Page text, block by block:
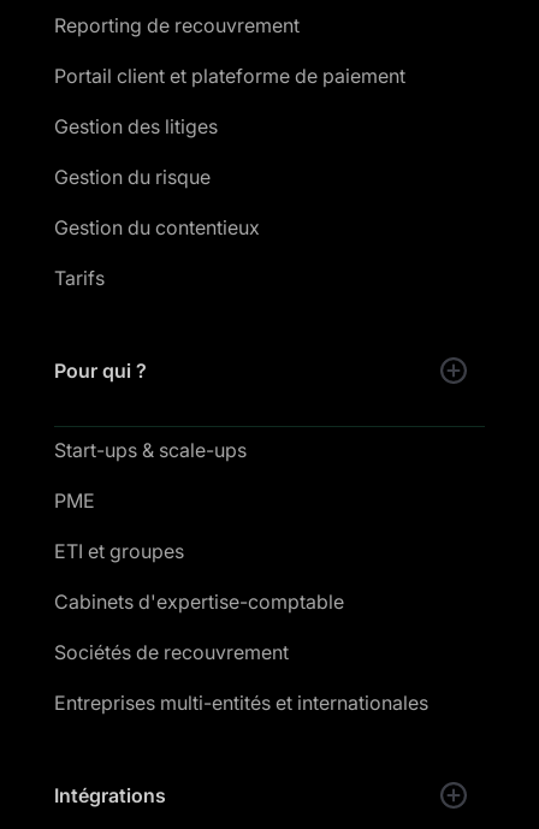
Reporting de recouvrement
Portail client et plateforme de paiement
Gestion des litiges
Gestion du risque
Gestion du contentieux
Tarifs
Pour qui ?
Start-ups & scale-ups
PME
ETI et groupes
Cabinets d'expertise-comptable
Sociétés de recouvrement
Entreprises multi-entités et internationales
Intégrations